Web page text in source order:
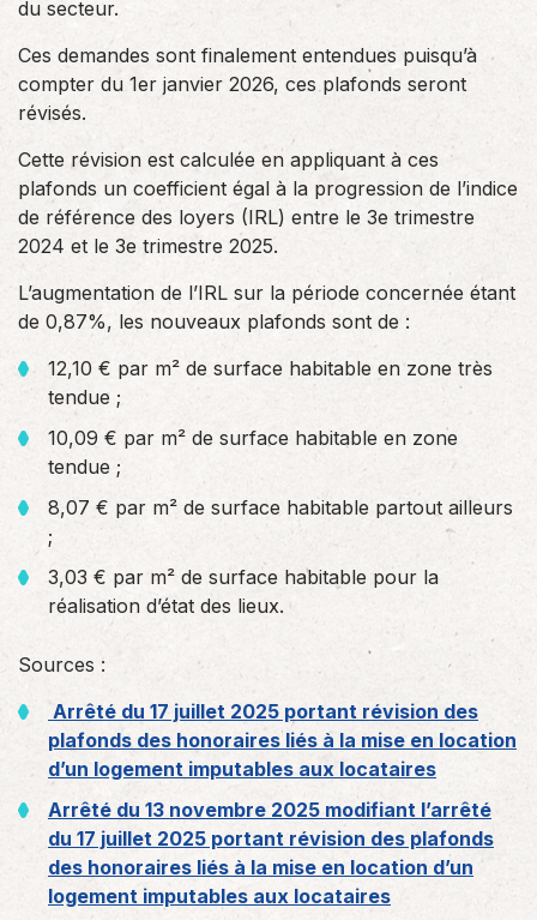
du secteur.
Ces demandes sont finalement entendues puisqu’à
compter du 1er janvier 2026, ces plafonds seront
révisés.
Cette révision est calculée en appliquant à ces
plafonds un coefficient égal à la progression de l’indice
de référence des loyers (IRL) entre le 3e trimestre
2024 et le 3e trimestre 2025.
L’augmentation de l’IRL sur la période concernée étant
de 0,87%, les nouveaux plafonds sont de :
12,10 € par m² de surface habitable en zone très
tendue ;
10,09 € par m² de surface habitable en zone
tendue ;
8,07 € par m² de surface habitable partout ailleurs
;
3,03 € par m² de surface habitable pour la
réalisation d’état des lieux.
Sources :
Arrêté du 17 juillet 2025 portant révision des
plafonds des honoraires liés à la mise en location
d’un logement imputables aux locataires
Arrêté du 13 novembre 2025 modifiant l’arrêté
du 17 juillet 2025 portant révision des plafonds
des honoraires liés à la mise en location d’un
logement imputables aux locataires